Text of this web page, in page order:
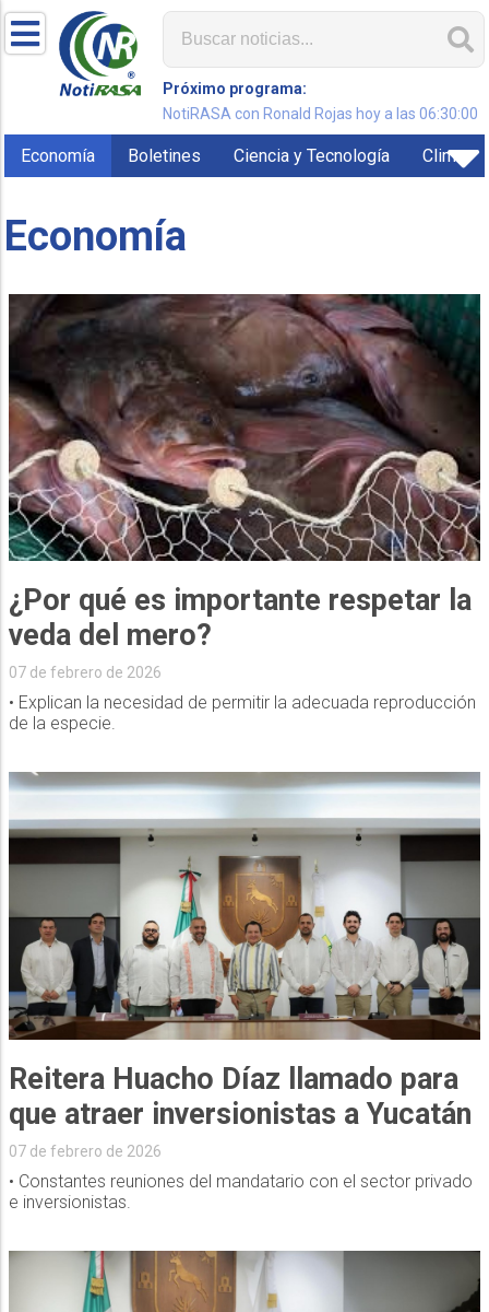
Próximo programa:
NotiRASA con Ronald Rojas hoy a las 06:30:00
Economía Boletines Ciencia y Tecnología Clima
Economía
¿Por qué es importante respetar la
veda del mero?
07 de febrero de 2026
• Explican la necesidad de permitir la adecuada reproducción
de la especie.
Reitera Huacho Díaz llamado para
que atraer inversionistas a Yucatán
07 de febrero de 2026
• Constantes reuniones del mandatario con el sector privado
e inversionistas.